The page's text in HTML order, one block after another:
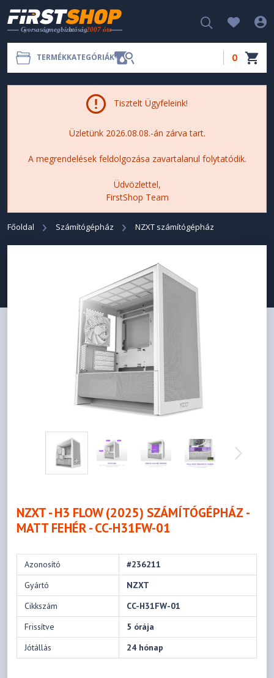
TERMÉKKATEGÓRIÁK 0
Tisztelt Ügyfeleink!
Üzletünk 2026.08.08.-án zárva tart.
A megrendelések feldolgozása zavartalanul folytatódik.
Üdvözlettel,
FirstShop Team
Főoldal Számítógépház NZXT számítógépház
NZXT - H3 FLOW (2025) SZÁMÍTÓGÉPHÁZ -
MATT FEHÉR - CC-H31FW-01
Azonosító
#236211
Gyártó
NZXT
Cikkszám
CC-H31FW-01
Frissítve
5 órája
Jótállás
24 hónap